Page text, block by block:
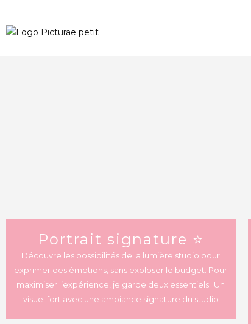
Portrait signature ⭐️
Découvre les possibilités de la lumière studio pour
exprimer des émotions, sans exploser le budget. Pour
maximiser l’expérience, je garde deux essentiels : Un
visuel fort avec une ambiance signature du studio